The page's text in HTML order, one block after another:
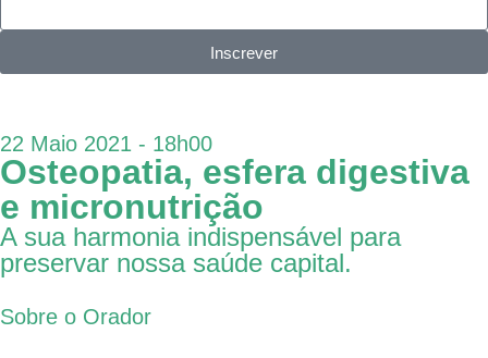
Inscrever
22 Maio 2021 - 18h00
Osteopatia, esfera digestiva
e micronutrição
A sua harmonia indispensável para
preservar nossa saúde capital.
Sobre o Orador